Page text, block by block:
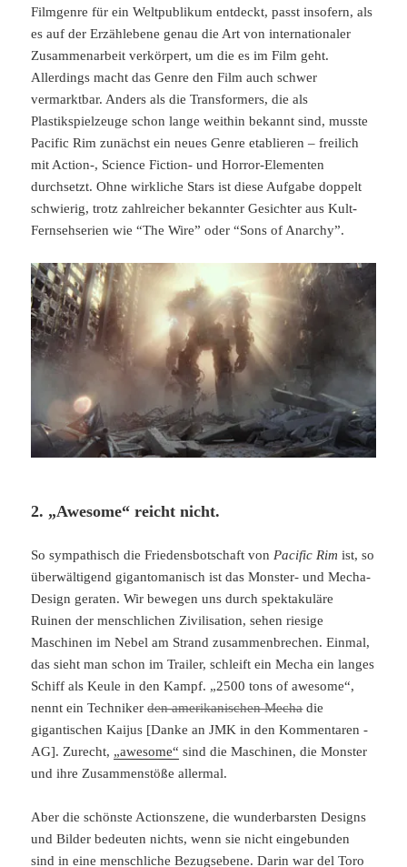
Filmgenre für ein Weltpublikum entdeckt, passt insofern, als
es auf der Erzählebene genau die Art von internationaler
Zusammenarbeit verkörpert, um die es im Film geht.
Allerdings macht das Genre den Film auch schwer
vermarktbar. Anders als die Transformers, die als
Plastikspielzeuge schon lange weithin bekannt sind, musste
Pacific Rim zunächst ein neues Genre etablieren – freilich
mit Action-, Science Fiction- und Horror-Elementen
durchsetzt. Ohne wirkliche Stars ist diese Aufgabe doppelt
schwierig, trotz zahlreicher bekannter Gesichter aus Kult-
Fernsehserien wie “The Wire” oder “Sons of Anarchy”.
2. „Awesome“ reicht nicht.
So sympathisch die Friedensbotschaft von Pacific Rim ist, so
überwältigend gigantomanisch ist das Monster- und Mecha-
Design geraten. Wir bewegen uns durch spektakuläre
Ruinen der menschlichen Zivilisation, sehen riesige
Maschinen im Nebel am Strand zusammenbrechen. Einmal,
das sieht man schon im Trailer, schleift ein Mecha ein langes
Schiff als Keule in den Kampf. „2500 tons of awesome“,
nennt ein Technikerden amerikanischen Mechadie
gigantischen Kaijus [Danke an JMK in den Kommentaren -
AG]. Zurecht, „awesome“ sind die Maschinen, die Monster
und ihre Zusammenstöße allermal.
Aber die schönste Actionszene, die wunderbarsten Designs
und Bilder bedeuten nichts, wenn sie nicht eingebunden
sind in eine menschliche Bezugsebene. Darin war del Toro